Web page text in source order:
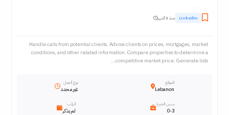
LinkedIn منذ 8 أشهر
Handle calls from potential clients. Advise clients on prices, mortgages, market
conditions, and other related information. Compare properties to determine a
competitive market price. Generate lists...
الموقع
Lebanon
نوع العمل
غير محدد
سنين الخبرة
0-3
الراتب
لم يذكر